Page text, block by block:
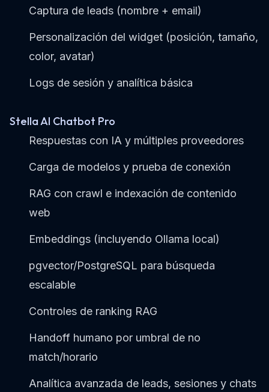
Captura de leads (nombre + email)
Personalización del widget (posición, tamaño,
color, avatar)
Logs de sesión y analítica básica
Stella AI Chatbot Pro
Respuestas con IA y múltiples proveedores
Carga de modelos y prueba de conexión
RAG con crawl e indexación de contenido
web
Embeddings (incluyendo Ollama local)
pgvector/PostgreSQL para búsqueda
escalable
Controles de ranking RAG
Handoff humano por umbral de no
match/horario
Analítica avanzada de leads, sesiones y chats